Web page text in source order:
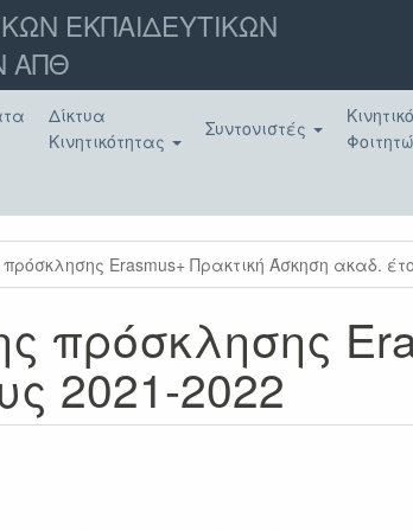
ΕΚΠΑΙΔΕΥΤΙΚΩΝ
ΑΠΘ
Δίκτυα
Κινητικότητας
Συντονιστές
Erasmus+ Πρακτική Άσκηση ακαδ.
πρόσκλησης
2021-2022